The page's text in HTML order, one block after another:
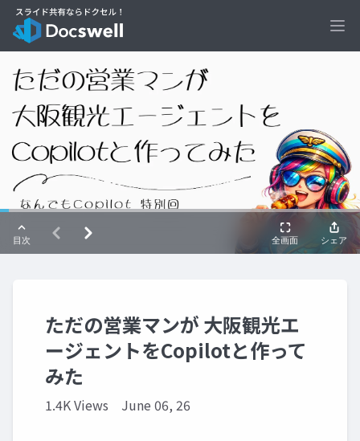
ただの営業マンが 大阪観光エ
ージェントをCopilotと作って
みた
1.4K Views June 06, 26